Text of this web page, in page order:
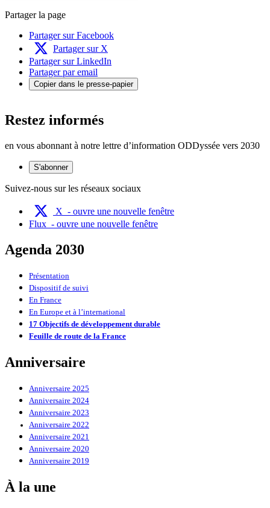
Partager la page
Partager sur Facebook
Partager sur X
Partager sur LinkedIn
Partager par email
Copier dans le presse-papier
Restez informés
en vous abonnant à notre lettre d’information ODDyssée vers 2030
S'abonner
Suivez-nous sur les réseaux sociaux
X - ouvre une nouvelle fenêtre
Flux - ouvre une nouvelle fenêtre
Agenda 2030
Présentation
Dispositif de suivi
En France
En Europe et à l’international
17 Objectifs de développement durable
Feuille de route de la France
Anniversaire
Anniversaire 2025
Anniversaire 2024
Anniversaire 2023
Anniversaire 2022
Anniversaire 2021
Anniversaire 2020
Anniversaire 2019
À la une